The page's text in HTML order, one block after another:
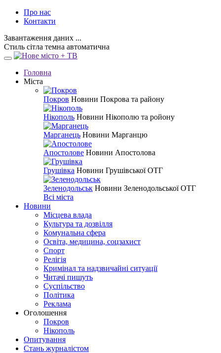
Про нас
Контакти
Завантаження даних ...
Стиль сітла темна автоматична
Головна
Міста
Покров Новини Покрова та району
Нікополь Новини Нікополю та ройону
Марганець Новини Марганцю
Апостолове Новини Апостолова
Грушівка Новини Грушівської ОТГ
Зеленодольськ Новини Зеленодольської ОТГ
Всі міста
Новини
Місцева влада
Культура та дозвілля
Комунальна сфера
Освіта, медицина, соцзахист
Спорт
Релігія
Кримінал та надзвичайні ситуації
Читачі пишуть
Суспільство
Політика
Реклама
Оголошення
Покров
Нікополь
Опитування
Стань журналістом